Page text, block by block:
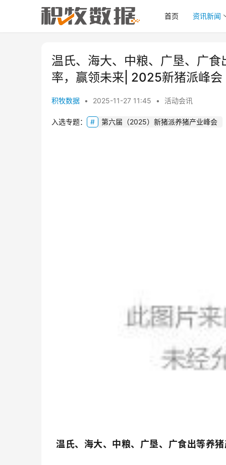
首页 资讯新闻
温氏、海大、中粮、广垦、广
率，赢领未来| 2025新猪派峰会
积牧数据 • 2025-11-27 11:45 • 活动会讯
入选专题： 第六届（2025）新猪派养猪产业峰会
温氏、海大、中粮、广垦、广食出等养